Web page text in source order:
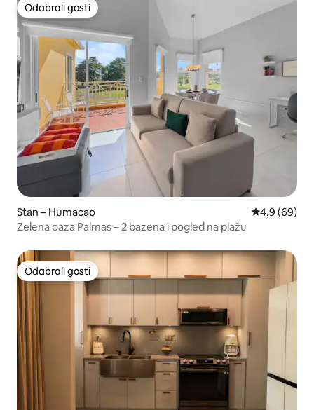
Odabrali gosti
Odabrali gosti
Stan – Humacao Prosječna
4,9 (69)
Zelena oaza Palmas – 2 bazena i pogled na plažu
Odabrali gosti
Odabrali gosti